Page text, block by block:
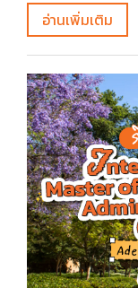
อ่านเพิ่มเติม